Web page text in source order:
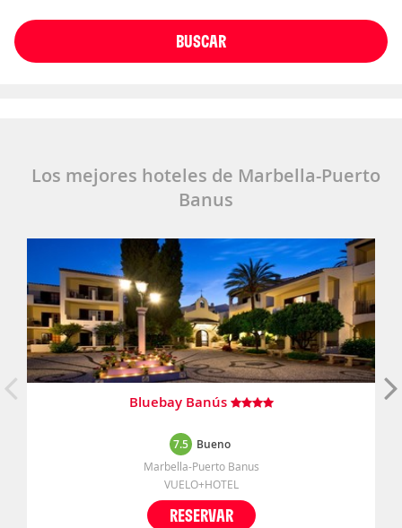
Los mejores hoteles de Marbella-Puerto
Banus
Bluebay Banús
7.5 Bueno
Marbella-Puerto Banus
VUELO+HOTEL
RESERVAR